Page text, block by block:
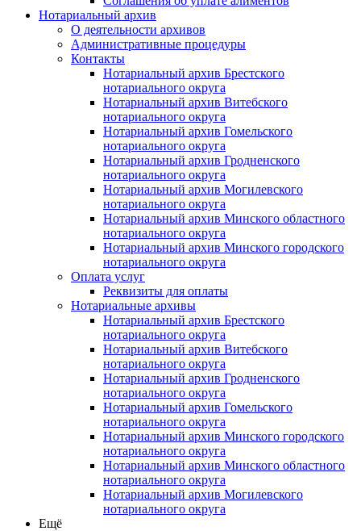
Нотариальный архив
О деятельности архивов
Административные процедуры
Контакты
Нотариальный архив Брестского
нотариального округа
Нотариальный архив Витебского
нотариального округа
Нотариальный архив Гомельского
нотариального округа
Нотариальный архив Гродненского
нотариального округа
Нотариальный архив Могилевского
нотариального округа
Нотариальный архив Минского областного
нотариального округа
Нотариальный архив Минского городского
нотариального округа
Оплата услуг
Реквизиты для оплаты
Нотариальные архивы
Нотариальный архив Брестского
нотариального округа
Нотариальный архив Витебского
нотариального округа
Нотариальный архив Гродненского
нотариального округа
Нотариальный архив Гомельского
нотариального округа
Нотариальный архив Минского городского
нотариального округа
Нотариальный архив Минского областного
нотариального округа
Нотариальный архив Могилевского
нотариального округа
Ещё